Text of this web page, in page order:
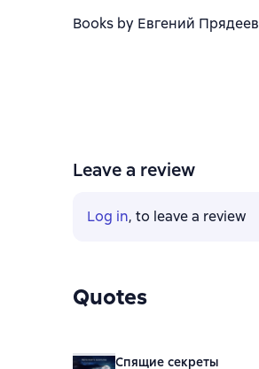
Books by Евгений
Leave a review
Log in, to leave a review
Quotes
Спящие секреты